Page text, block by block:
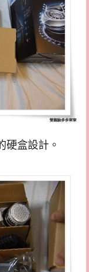
硬盒設計。